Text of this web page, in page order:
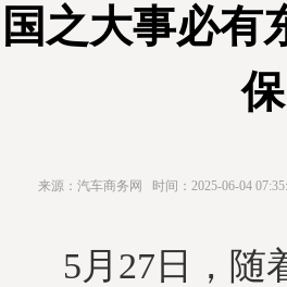
国之大事必有
来源：汽车商务网 时间：2025-06-04
5月27日，随